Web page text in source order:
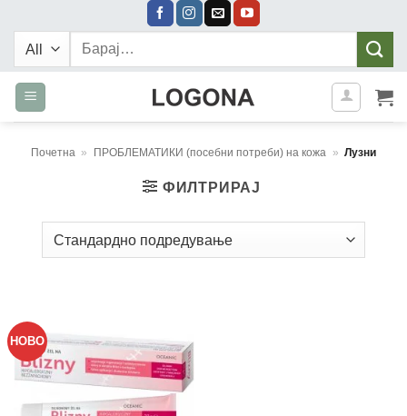
content
Барај:
Почетна » ПРОБЛЕМАТИКИ (посебни потреби) на кожа » Лузни
ФИЛТРИРАЈ
НОВО